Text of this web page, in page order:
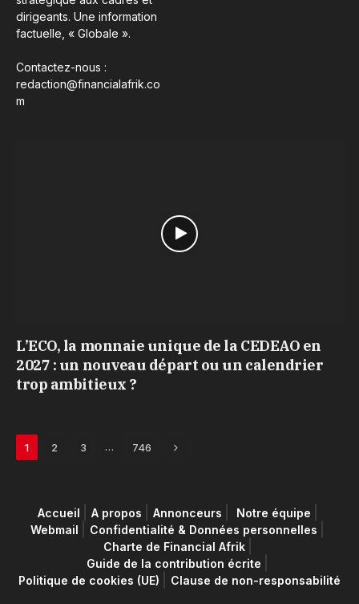
dirigeants. Une information
factuelle, « Globale ».
Contactez-nous :
redaction@financialafrik.co
m
L’ECO, la monnaie unique de la CEDEAO en
2027 : un nouveau départ ou un calendrier
trop ambitieux ?
1 2 3 … 746 Next
Accueil A propos Annonceurs
Notre équipe
Webmail
Confidentialité & Données personnelles
Charte de Financial Afrik
Guide de la contribution écrite
Politique de cookies (UE)
Clause de non-responsabilité